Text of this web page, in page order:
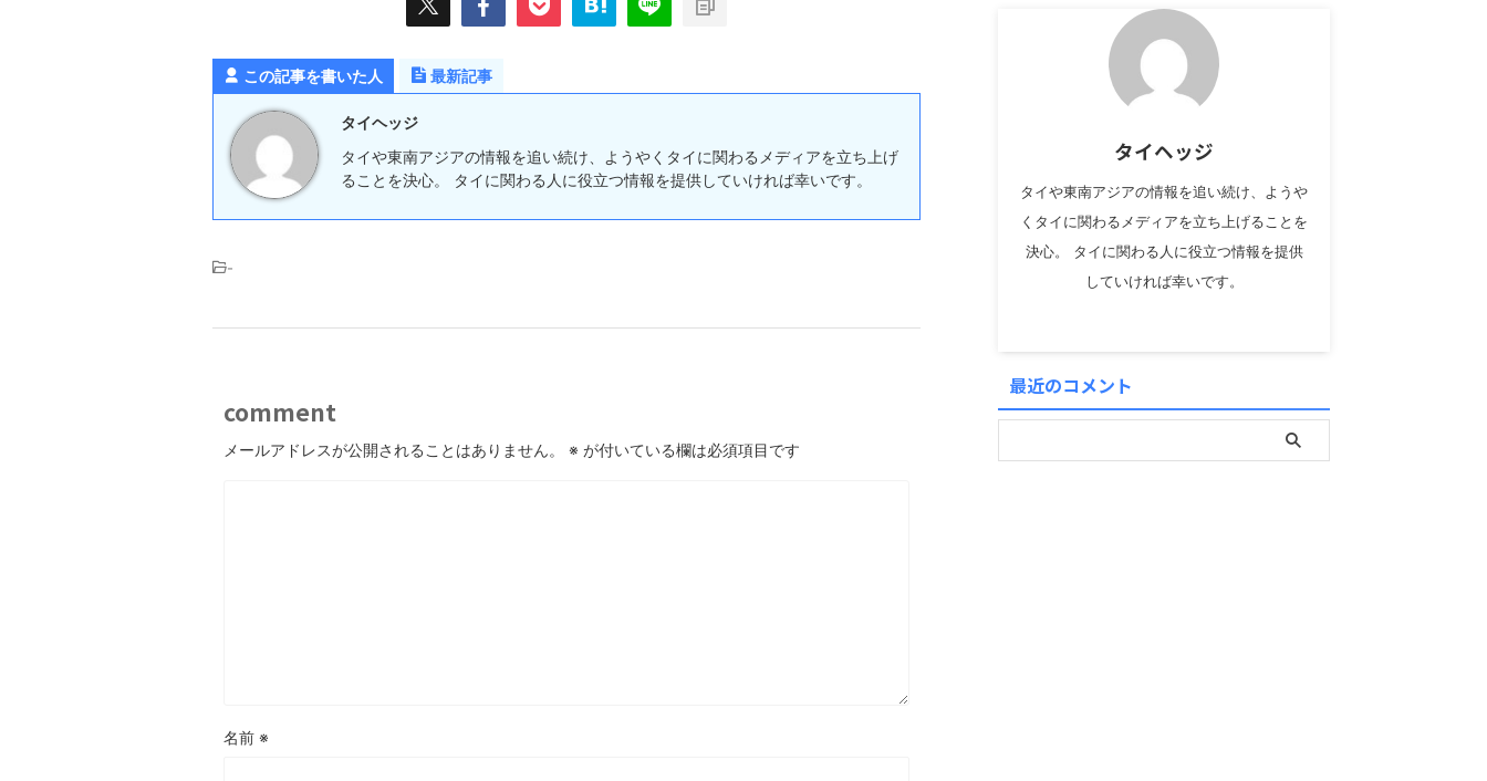
この記事を書いた人 最新記事
タイヘッジ
タイや東南アジアの情報を追い続け、ようやくタイに関わるメディアを立ち上げ
ることを決心。 タイに関わる人に役立つ情報を提供していければ幸いです。
-
comment
メールアドレスが公開されることはありません。 ※ が付いている欄は必須項目です
名前 ※
タイヘッジ
タイや東南アジアの情報を追い続け、ようや
くタイに関わるメディアを立ち上げることを
決心。 タイに関わる人に役立つ情報を提供
していければ幸いです。
最近のコメント